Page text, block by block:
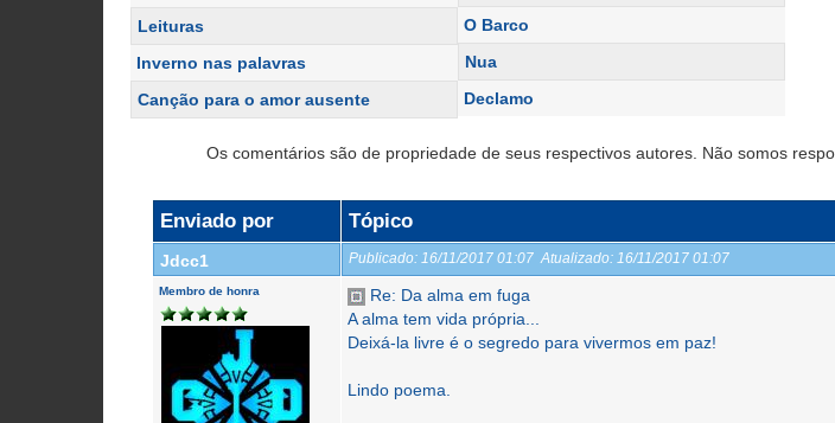
Leituras
Inverno nas palavras
Canção para o amor ausente
O Barco
Nua
Declamo
Os comentários são de propriedade de seus respectivos autores. Não somos
Enviado por Tópico
Jdcc1 Publicado: 16/11/2017 01:07 Atualizado: 16/11/2017 01:07
Membro de honra
Re: Da alma em fuga
A alma tem vida própria...
Deixá-la livre é o segredo para vivermos em paz!
Lindo poema.